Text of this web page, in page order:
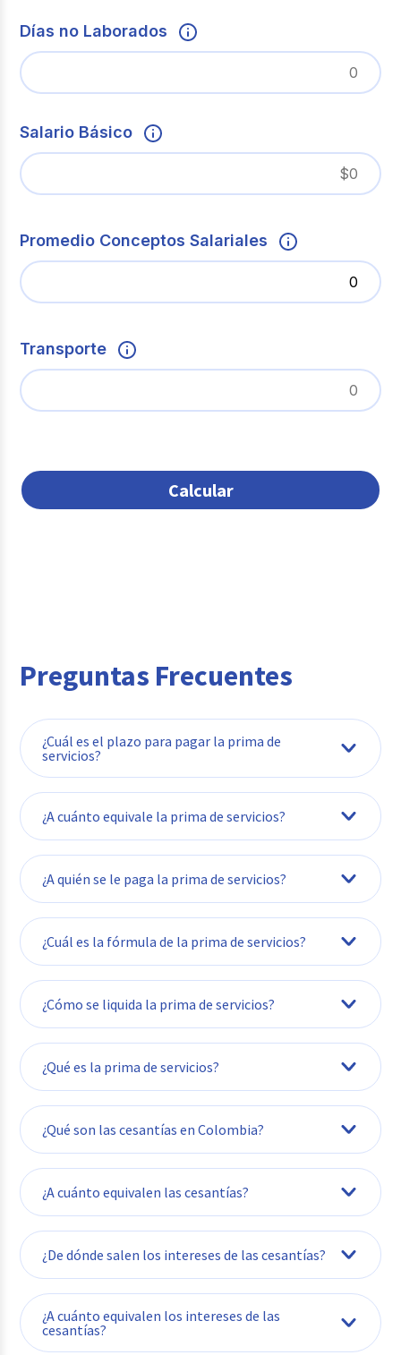
Días no Laborados
Salario Básico
Promedio Conceptos Salariales
Transporte
Calcular
Preguntas Frecuentes
¿Cuál es el plazo para pagar la prima de
servicios?
¿A cuánto equivale la prima de servicios?
¿A quién se le paga la prima de servicios?
¿Cuál es la fórmula de la prima de servicios?
¿Cómo se liquida la prima de servicios?
¿Qué es la prima de servicios?
¿Qué son las cesantías en Colombia?
¿A cuánto equivalen las cesantías?
¿De dónde salen los intereses de las cesantías?
¿A cuánto equivalen los intereses de las
cesantías?